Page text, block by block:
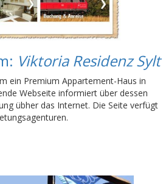
Viktoria Residenz Sylt
ein Premium Appartement-Haus in
Webseite informiert über dessen
übher das Internet. Die Seite verfügt